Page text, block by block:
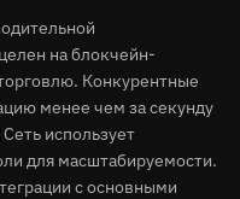
на блокчейн-
Конкурентные
менее чем за секунду
использует
для масштабируемости.
с основными